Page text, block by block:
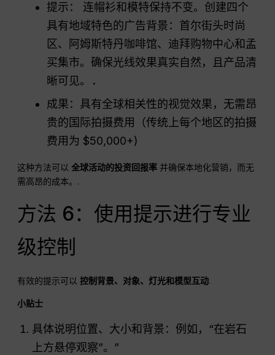
提示： 连帽衫和模特保持不变。创建四个
具有地域特色的广告背景：首尔街头时尚
区、阿姆斯特丹咖啡馆、迪拜购物中心和孟
买集市。确保光线效果真实自然，且产品清
晰可见。.
成果：具有全球相关性的视觉效果，无需昂
贵的国际拍摄费用（传统上每个地区的拍摄
费用为 $50,000+)
这种方法可以全球活动的投资回报率 并确保本地化营销，而无
需高昂的成本。.
方法 6：使用提示进行专业
级控制
有效的提示可以控制背景、对象、灯光和模型互动.
小贴士
具体说明位置、大小和背景：例如，“在岩石
上方悬停观察”。”